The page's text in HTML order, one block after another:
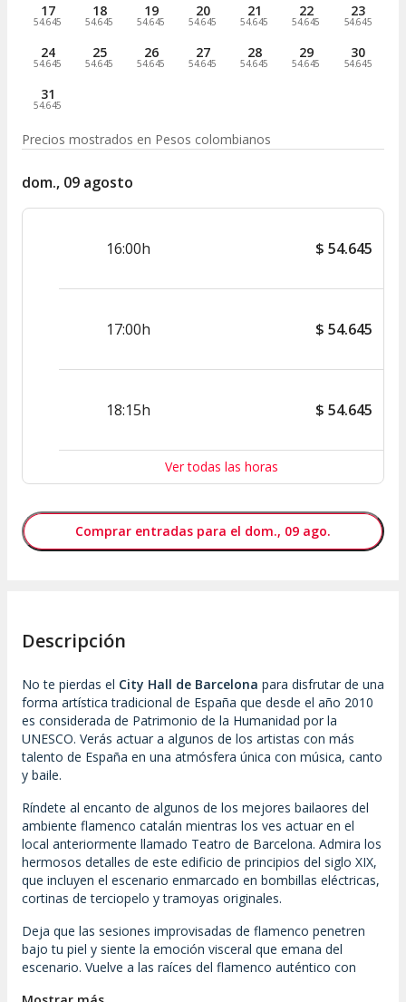
17
54.645
18
54.645
19
54.645
20
54.645
21
54.645
22
54.645
23
54.645
24
54.645
25
54.645
26
54.645
27
54.645
28
54.645
29
54.645
30
54.645
31
54.645
Precios mostrados en Pesos colombianos
dom., 09 agosto
16:00h $ 54.645
17:00h $ 54.645
18:15h $ 54.645
Ver todas las horas
Comprar entradas para el dom., 09 ago.
Descripción
No te pierdas el City Hall de Barcelona para disfrutar de una
forma artística tradicional de España que desde el año 2010
es considerada de Patrimonio de la Humanidad por la
UNESCO. Verás actuar a algunos de los artistas con más
talento de España en una atmósfera única con música, canto
y baile.
Ríndete al encanto de algunos de los mejores bailaores del
ambiente flamenco catalán mientras los ves actuar en el
local anteriormente llamado Teatro de Barcelona. Admira los
hermosos detalles de este edificio de principios del siglo XIX,
que incluyen el escenario enmarcado en bombillas eléctricas,
cortinas de terciopelo y tramoyas originales.
Deja que las sesiones improvisadas de flamenco penetren
bajo tu piel y siente la emoción visceral que emana del
escenario. Vuelve a las raíces del flamenco auténtico con